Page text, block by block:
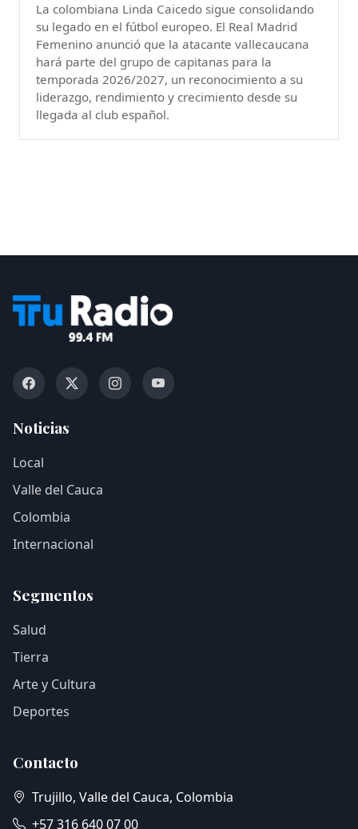
La colombiana Linda Caicedo sigue consolidando
su legado en el fútbol europeo. El Real Madrid
Femenino anunció que la atacante vallecaucana
hará parte del grupo de capitanas para la
temporada 2026/2027, un reconocimiento a su
liderazgo, rendimiento y crecimiento desde su
llegada al club español.
Noticias
Local
Valle del Cauca
Colombia
Internacional
Segmentos
Salud
Tierra
Arte y Cultura
Deportes
Contacto
Trujillo, Valle del Cauca, Colombia
+57 316 640 07 00